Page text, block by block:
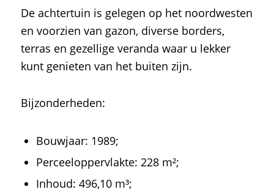
De achtertuin is gelegen op het noordwesten
en voorzien van gazon, diverse borders,
terras en gezellige veranda waar u lekker
kunt genieten van het buiten zijn.
Bijzonderheden:
Bouwjaar: 1989;
Perceeloppervlakte: 228 m²;
Inhoud: 496,10 m³;